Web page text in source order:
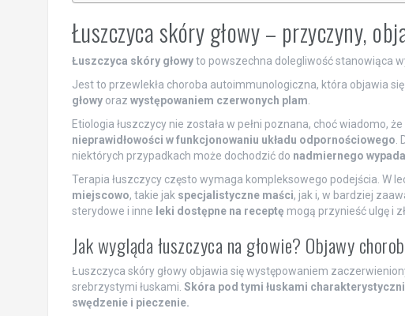
Łuszczyca skóry głowy – przyczyny,
Łuszczyca skóry głowyto powszechna dolegliwość stanowiąca
Jest to przewlekła choroba autoimmunologiczna, która objawia
głowyoraz występowaniem czerwonych plam
Etiologia łuszczycy nie została w pełni poznana, choć wiadomo,
nieprawidłowości w funkcjonowaniu układu odpornościowego
niektórych przypadkach może dochodzić do nadmiernego
Terapia łuszczycy często wymaga kompleksowego podejścia. W
miejscowo, takie jak specjalistyczne maści, jak i, w bardziej
sterydowe i inne leki dostępne na receptę mogą przynieść ulgę i
Jak wygląda łuszczyca na głowie? Objawy
Łuszczyca skóry głowy objawia się występowaniem
srebrzystymi łuskami. Skóra pod tymi łuskami
swędzenie i pieczenie.